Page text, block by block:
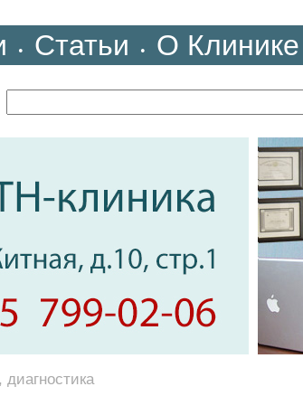
• Статьи • О Клинике